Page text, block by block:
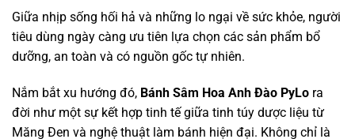
Giữa nhịp sống hối hả và những lo ngại về sức khỏe, người
tiêu dùng ngày càng ưu tiên lựa chọn các sản phẩm bổ
dưỡng, an toàn và có nguồn gốc tự nhiên.
Nắm bắt xu hướng đó, Bánh Sâm Hoa Anh Đào PyLo ra
đời như một sự kết hợp tinh tế giữa tinh túy dược liệu từ
Măng Đen và nghệ thuật làm bánh hiện đại. Không chỉ là